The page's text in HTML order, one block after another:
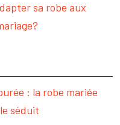
sa robe aux
: la robe mariée
séduit